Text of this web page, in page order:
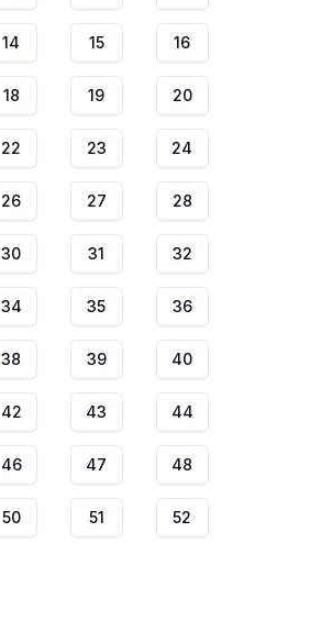
14 15 16
18 19 20
22 23 24
26 27 28
30 31 32
34 35 36
38 39 40
42 43 44
46 47 48
50 51 52